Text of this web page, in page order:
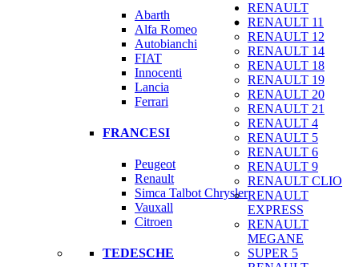
Abarth
Alfa Romeo
Autobianchi
FIAT
Innocenti
Lancia
Ferrari
FRANCESI
Peugeot
Renault
Simca Talbot Chrysler
Vauxall
Citroen
TEDESCHE
RENAULT
RENAULT 11
RENAULT 12
RENAULT 14
RENAULT 18
RENAULT 19
RENAULT 20
RENAULT 21
RENAULT 4
RENAULT 5
RENAULT 6
RENAULT 9
RENAULT CLIO
RENAULT
EXPRESS
RENAULT
MEGANE
SUPER 5